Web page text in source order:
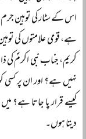
اس کے سٹار کی توہین
ہے، قومی علامتوں کی
کریم، جناب نبی اکرمؐ کی
نہیں ہے؟ اور ان پر کسی
کیسے قرار پا جاتا ہے؟
دیتا ہوں۔